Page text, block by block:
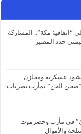
“اتفاقية مكة”.. المشاركة
حدد المصير
عسكرية ومخازن
الجن” بمأرب بضربات
في مأرب وحضرموت
والأموال